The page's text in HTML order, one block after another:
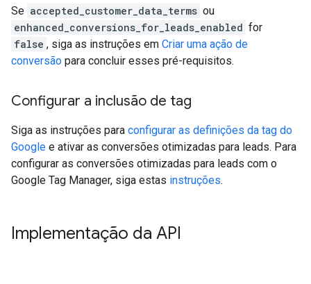
Se accepted_customer_data_terms ou
enhanced_conversions_for_leads_enabled for
false , siga as instruções em Criar uma ação de
conversão para concluir esses pré-requisitos.
Configurar a inclusão de tag
Siga as instruções para configurar as definições da tag do
Google e ativar as conversões otimizadas para leads. Para
configurar as conversões otimizadas para leads com o
Google Tag Manager, siga estas instruções.
Implementação da API